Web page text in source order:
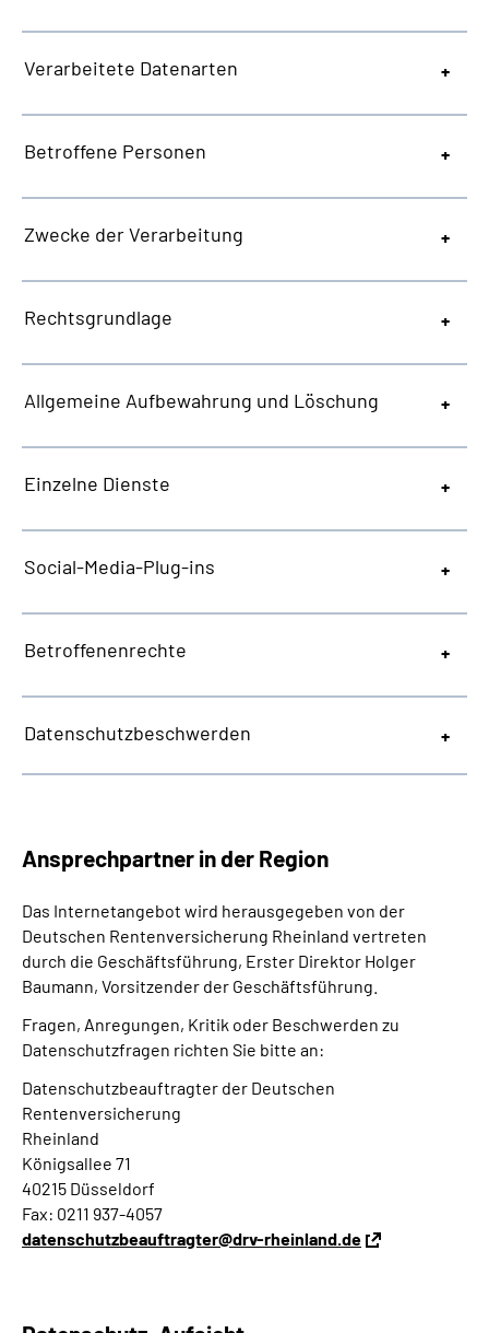
Verarbeitete Datenarten
Betroffene Personen
Zwecke der Verarbeitung
Rechtsgrundlage
Allgemeine Aufbewahrung und Löschung
Einzelne Dienste
Social-Media-Plug-ins
Betroffenenrechte
Datenschutzbeschwerden
Ansprechpartner in der Region
Das Internetangebot wird herausgegeben von der
Deutschen Rentenversicherung Rheinland vertreten
durch die Geschäftsführung, Erster Direktor Holger
Baumann, Vorsitzender der Geschäftsführung.
Fragen, Anregungen, Kritik oder Beschwerden zu
Datenschutzfragen richten Sie bitte an:
Datenschutzbeauftragter der Deutschen
Rentenversicherung
Rheinland
Königsallee 71
40215 Düsseldorf
Fax: 0211 937-4057
datenschutzbeauftragter@drv-rheinland.de